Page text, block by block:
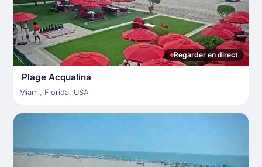
Regarder en direct
Plage Acqualina
Miami, Florida, USA